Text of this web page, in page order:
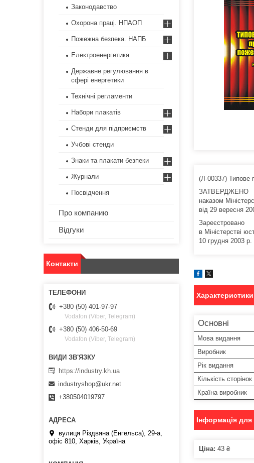
(Л-00337) Типове
ЗАТВЕРДЖЕНО
наказом
від 29 вересня
Зареєстровано
в Міністерстві
10 грудня 2003
Характеристики
Основні
Мова видання
Виробник
Рік видання
Кількість сторінок
Країна виробник
Інформація
Ціна: 43 ₴
Законодавство
Охорона праці. НПАОП
Пожежна безпека. НАПБ
Електроенергетика
Державне регулювання в
сфері енергетики
Технічні регламенти
Набори плакатів
Стенди для підприємств
Учбові стенди
Знаки та плакати безпеки
Журнали
Посвідчення
Про компанию
Відгуки
Контакти
+380 (50) 401-97-97
Vodafon (Viber, Telegram)
+380 (50) 406-50-69
Vodafon (Viber, Telegram)
https://industry.kh.ua
industryshop@ukr.net
+380504019797
вулиця Різдвяна (Енгельса), 29-а,
офіс 810, Харків, Україна